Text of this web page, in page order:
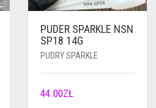
PUDER SPARKLE NSN
SP18 14G
PUDRY SPARKLE
44.00ZŁ